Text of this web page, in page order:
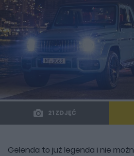
21 ZDJĘĆ
Gelenda to już legenda i nie